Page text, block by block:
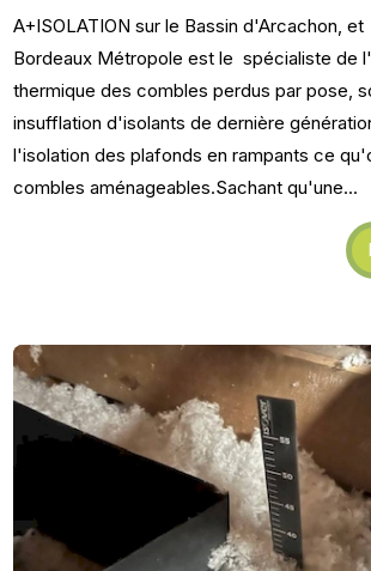
A+ISOLATION sur le Bassin d'Arcachon, et
Bordeaux Métropole est le spécialiste de
thermique des combles perdus par pose,
insufflation d'isolants de dernière
l'isolation des plafonds en rampants ce
combles aménageables.Sachant qu'une...